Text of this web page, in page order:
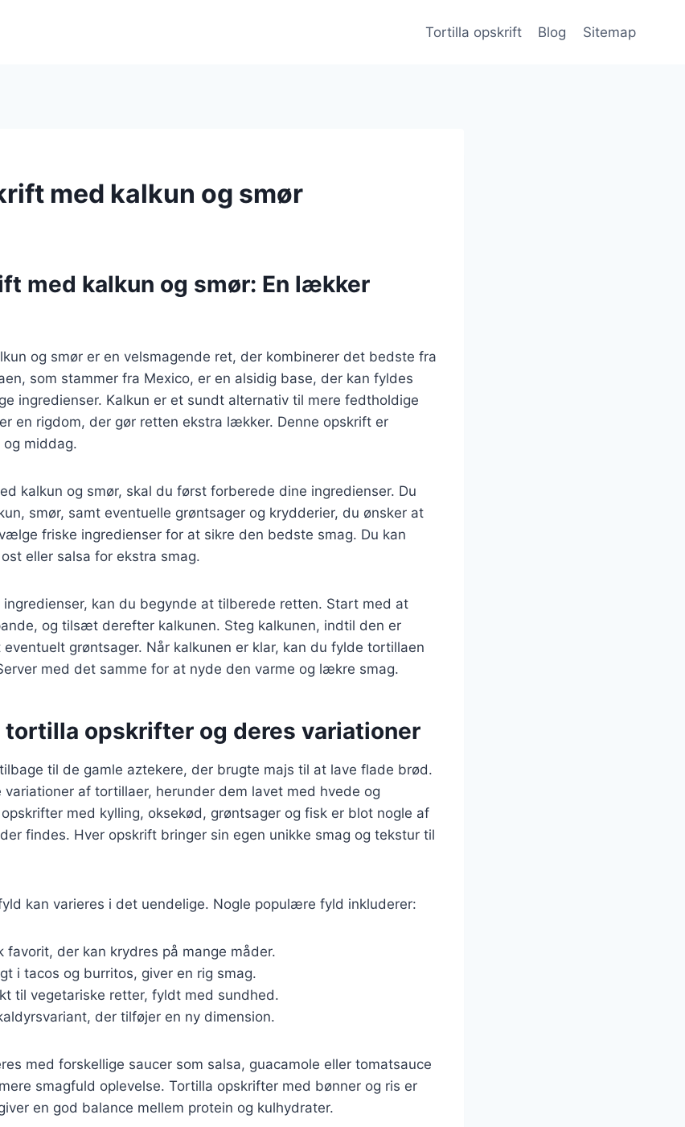
Tortilla opskrift Blog Sitemap
med kalkun og smør
med kalkun og smør: En lækker
og smør er en velsmagende ret, der kombinerer det bedste fra
som stammer fra Mexico, er en alsidig base, der kan fyldes
ingredienser. Kalkun er et sundt alternativ til mere fedtholdige
en rigdom, der gør retten ekstra lækker. Denne opskrift er
middag.
kalkun og smør, skal du først forberede dine ingredienser. Du
smør, samt eventuelle grøntsager og krydderier, du ønsker at
friske ingredienser for at sikre den bedste smag. Du kan
eller salsa for ekstra smag.
kan du begynde at tilberede retten. Start med at
og tilsæt derefter kalkunen. Steg kalkunen, indtil den er
grøntsager. Når kalkunen er klar, kan du fylde tortillaen
med det samme for at nyde den varme og lækre smag.
tortilla opskrifter og deres variationer
til de gamle aztekere, der brugte majs til at lave flade brød.
variationer af tortillaer, herunder dem lavet med hvede og
med kylling, oksekød, grøntsager og fisk er blot nogle af
findes. Hver opskrift bringer sin egen unikke smag og tekstur til
kan varieres i det uendelige. Nogle populære fyld inkluderer:
favorit, der kan krydres på mange måder.
i tacos og burritos, giver en rig smag.
til vegetariske retter, fyldt med sundhed.
der tilføjer en ny dimension.
med forskellige saucer som salsa, guacamole eller tomatsauce
smagfuld oplevelse. Tortilla opskrifter med bønner og ris er
en god balance mellem protein og kulhydrater.